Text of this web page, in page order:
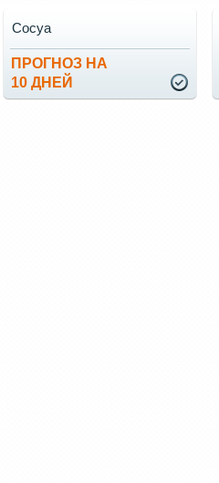
ПРОГНОЗ НА
10 ДНЕЙ
Сосуа